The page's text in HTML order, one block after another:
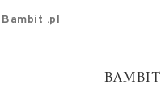
Bambit .pl
BAMBIT